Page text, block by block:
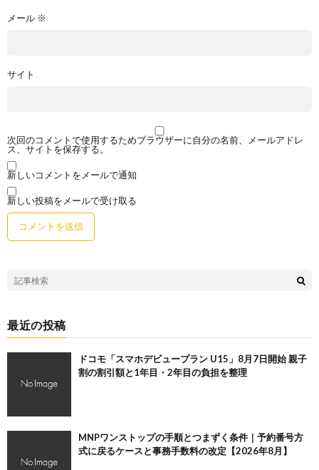
メール ※
サイト
次回のコメントで使用するためブラウザーに自分の名前、メールアドレ
ス、サイトを保存する。
新しいコメントをメールで通知
新しい投稿をメールで受け取る
最近の投稿
ドコモ「スマホデビュープラン U15」8月7日開始 親子
割の割引額と1年目・2年目の負担を整理
MNPワンストップの手順とつまずく条件｜予約番号方
式に戻るケースと事務手数料の改定【2026年8月】